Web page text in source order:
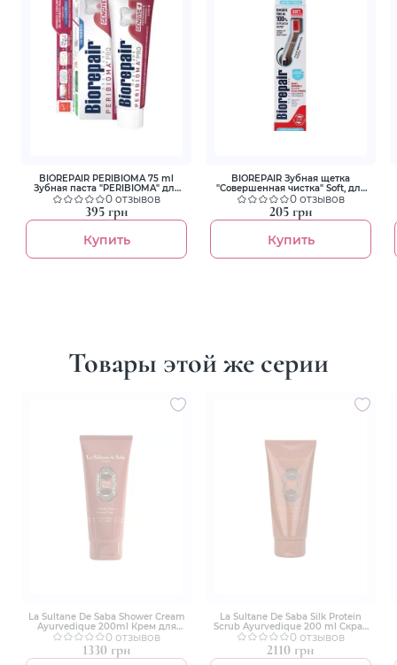
BIOREPAIR PERIBIOMA 75 ml
Зубная паста "PERIBIOMA" для
лечения и профилактики
заболевания десен и слизистой
0 отзывов
395 грн
Купить
BIOREPAIR Зубная щетка
"Совершенная чистка" Soft, для
чувствительных зубов черная
0 отзывов
205 грн
Купить
Товары этой же серии
La Sultane De Saba Shower Cream
Ayurvedique 200ml Крем для
душа аюрведический
0 отзывов
1330 грн
La Sultane De Saba Silk Protein
Scrub Ayurvedique 200 ml Скраб
для тела шелковый
Аюрведический
0 отзывов
2110 грн